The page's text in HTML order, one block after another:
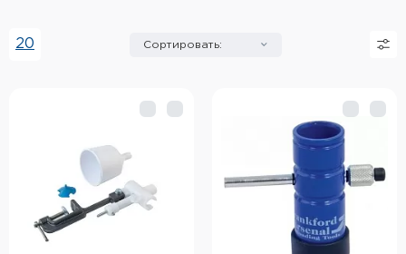
Тюнинг оружия и ЗИП
Высокоточная стрельба
Спортивная стрельба
Сортировать:
20